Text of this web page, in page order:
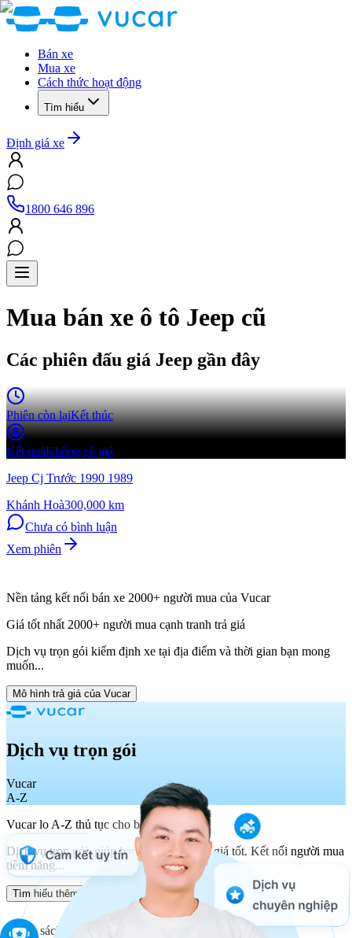
Bán xe
Mua xe
Cách thức hoạt động
Tìm hiểu
Định giá xe
1800 646 896
Mua bán xe ô tô Jeep cũ
Các phiên đấu giá Jeep gần đây
Phiên còn lạiKết thúc
Kết quảKhông có giá
Jeep Cj Trước 1990 1989
Khánh Hoà300,000 km
Chưa có bình luận
Xem phiên
Nền tảng kết nối bán xe 2000+ người mua của Vucar
Giá tốt nhất 2000+ người mua cạnh tranh trả giá
Dịch vụ trọn gói kiểm định xe tại địa điểm và thời gian bạn mong
muốn...
Mô hình trả giá của Vucar
Dịch vụ trọn gói
Vucar
A-Z
Vucar lo A-Z thủ tục cho bạn
Dịch vụ trọn gói, giúp bạn bán xe nhanh, giá tốt. Kết nối người mua
tiềm năng...
Tìm hiểu thêm
Chính sách hoàn tiền